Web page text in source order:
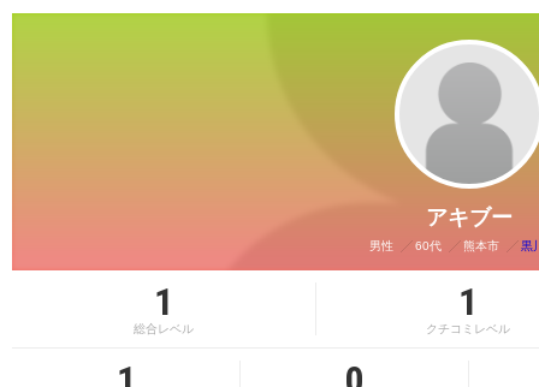
アキブー
男性 60代 熊本市 黒
1
総合レベル
1
クチコミレベル